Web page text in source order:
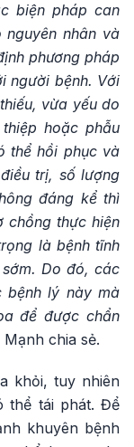
biện pháp can
nguyên nhân và
phương pháp
người bệnh. Với
vừa yếu do
hoặc phẫu
thể hồi phục và
trị, số lượng
đáng kể thì
chồng thực hiện
là bệnh tĩnh
Do đó, các
bệnh lý này mà
để được chẩn
chia sẻ.
khỏi, tuy nhiên
thể tái phát. Để
khuyên bệnh